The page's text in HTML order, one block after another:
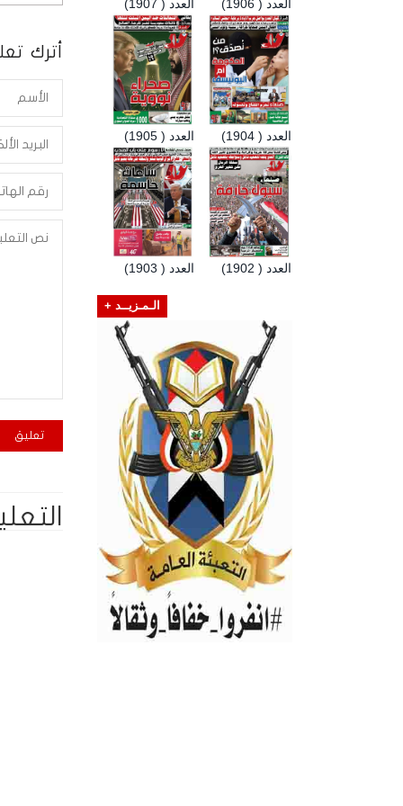
أترك
العدد ( 1907) العدد ( 1906)
العدد ( 1905) العدد ( 1904)
العدد ( 1903) العدد ( 1902)
الـمـزيــد +